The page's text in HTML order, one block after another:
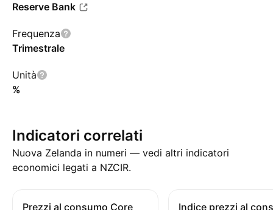
Reserve Bank
Frequenza
Trimestrale
Unità
%
Indicatori correlati
Nuova Zelanda in numeri — vedi altri indicatori
economici legati a NZCIR.
Prezzi al consumo Core Indice prezzi al